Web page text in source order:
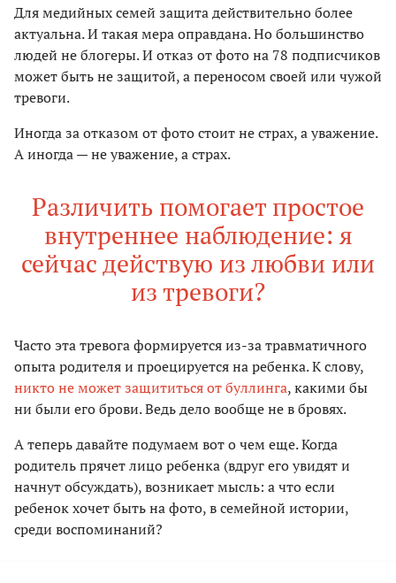
Для медийных семей защита действительно более
актуальна. И такая мера оправдана. Но большинство
людей не блогеры. И отказ от фото на 78 подписчиков
может быть не защитой, а переносом своей или чужой
тревоги.
Иногда за отказом от фото стоит не страх, а уважение.
А иногда — не уважение, а страх.
Различить помогает простое
внутреннее наблюдение: я
сейчас действую из любви или
из тревоги?
Часто эта тревога формируется из-за травматичного
опыта родителя и проецируется на ребенка. К слову,
никто не может защититься от буллинга, какими бы
ни были его брови. Ведь дело вообще не в бровях.
А теперь давайте подумаем вот о чем еще. Когда
родитель прячет лицо ребенка (вдруг его увидят и
начнут обсуждать), возникает мысль: а что если
ребенок хочет быть на фото, в семейной истории,
среди воспоминаний?